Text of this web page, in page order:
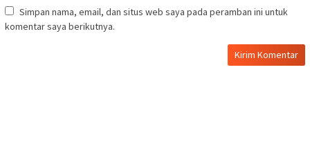
Simpan nama, email, dan situs web saya pada peramban ini untuk
komentar saya berikutnya.